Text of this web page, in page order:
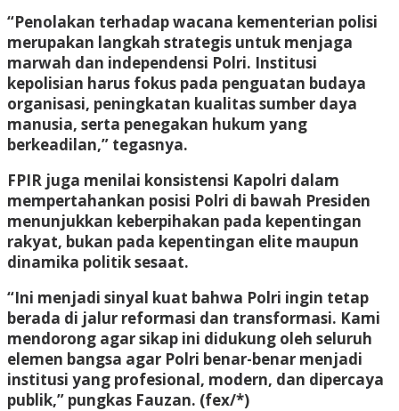
“Penolakan terhadap wacana kementerian polisi
merupakan langkah strategis untuk menjaga
marwah dan independensi Polri. Institusi
kepolisian harus fokus pada penguatan budaya
organisasi, peningkatan kualitas sumber daya
manusia, serta penegakan hukum yang
berkeadilan,” tegasnya.
FPIR juga menilai konsistensi Kapolri dalam
mempertahankan posisi Polri di bawah Presiden
menunjukkan keberpihakan pada kepentingan
rakyat, bukan pada kepentingan elite maupun
dinamika politik sesaat.
“Ini menjadi sinyal kuat bahwa Polri ingin tetap
berada di jalur reformasi dan transformasi. Kami
mendorong agar sikap ini didukung oleh seluruh
elemen bangsa agar Polri benar-benar menjadi
institusi yang profesional, modern, dan dipercaya
publik,” pungkas Fauzan. (fex/*)